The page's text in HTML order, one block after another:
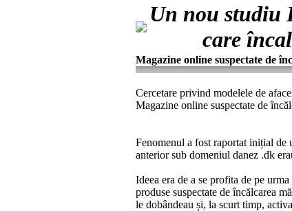
Un nou studiu
care
Magazine online suspectate de
Cercetare privind modelele de
Magazine online suspectate de
Fenomenul a fost raportat inițial de
anterior sub domeniul danez .dk
Ideea era de a se profita de pe
produse suspectate de încălcarea
le dobândeau și, la scurt timp,